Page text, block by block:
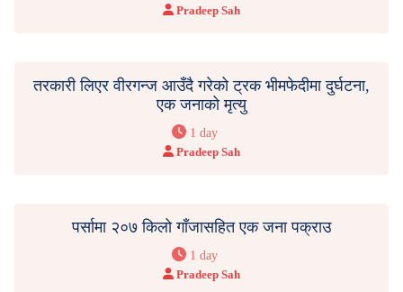
Pradeep Sah
तरकारी लिएर वीरगन्ज आउँदै गरेको ट्रक भीमफेदीमा दुर्घटना,
एक जनाको मृत्यु
1 day
Pradeep Sah
पर्सामा २०७ किलो गाँजासहित एक जना पक्राउ
1 day
Pradeep Sah